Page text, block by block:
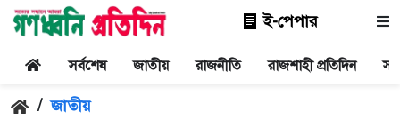
ই-পেপার
সর্বশেষ জাতীয় রাজনীতি রাজশাহী প্রতিদিন
/ জাতীয়